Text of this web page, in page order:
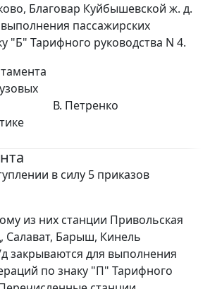
Благовар Куйбышевской ж. д.
пассажирских
"Б" Тарифного руководства N 4.
В. Петренко
в силу 5 приказов
из них станции Привольская
Салават, Барыш, Кинель
закрываются для выполнения
по знаку "П" Тарифного